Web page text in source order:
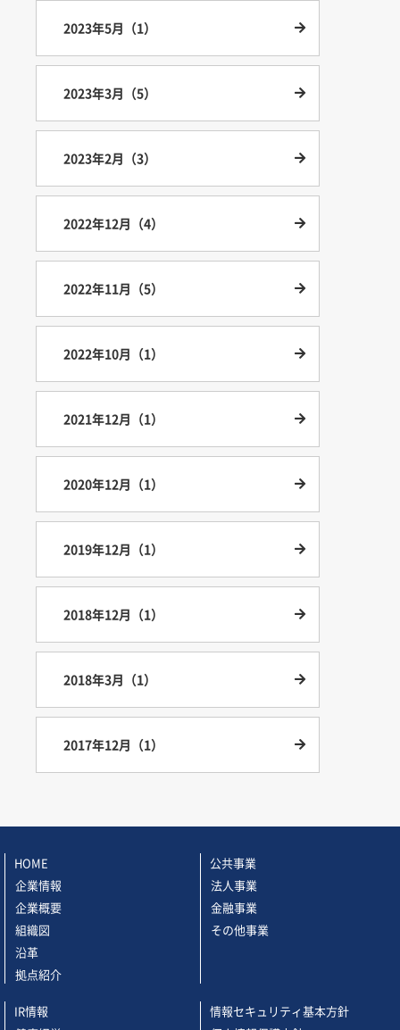
2023年5月（1）
2023年3月（5）
2023年2月（3）
2022年12月（4）
2022年11月（5）
2022年10月（1）
2021年12月（1）
2020年12月（1）
2019年12月（1）
2018年12月（1）
2018年3月（1）
2017年12月（1）
HOME
企業情報
企業概要
組織図
沿革
拠点紹介
公共事業
法人事業
金融事業
その他事業
IR情報
情報セキュリティ基本方針